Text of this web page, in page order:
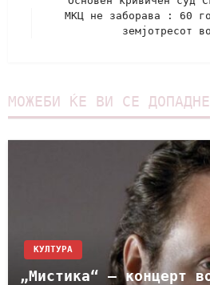
МКЦ не заборава : 60
земјотресот
МОЖЕБИ ЌЕ ВИ СЕ ДОПАДНЕ
КУЛТУРА
„Мистика“ – концерт